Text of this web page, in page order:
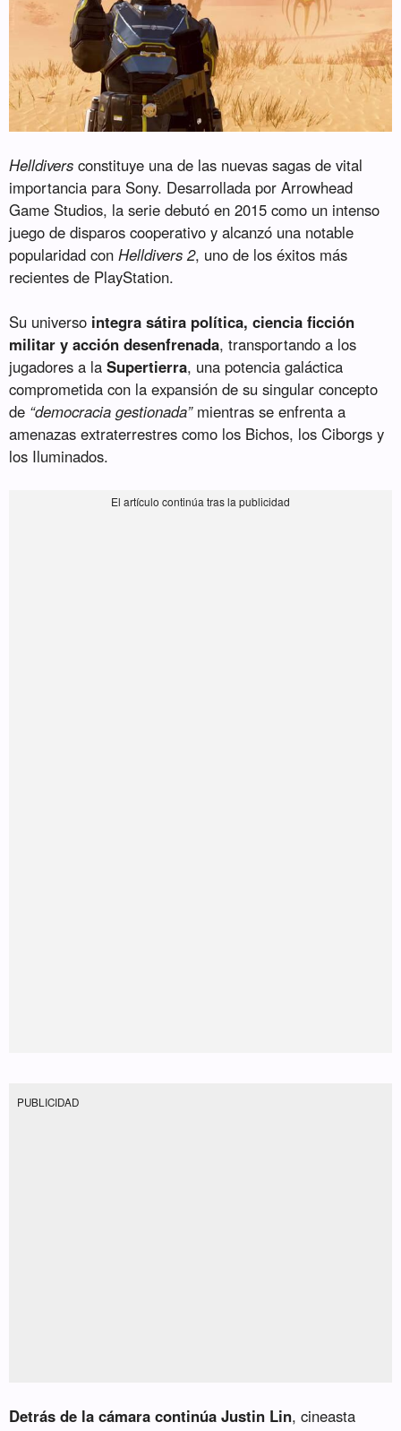
Helldivers constituye una de las nuevas sagas de vital
importancia para Sony. Desarrollada por Arrowhead
Game Studios, la serie debutó en 2015 como un intenso
juego de disparos cooperativo y alcanzó una notable
popularidad conHelldivers 2, uno de los éxitos más
recientes de PlayStation.
Su universo integra sátira política, ciencia ficción
militar y acción desenfrenada, transportando a los
jugadores a laSupertierra, una potencia galáctica
comprometida con la expansión de su singular concepto
de “democracia gestionada”mientras se enfrenta a
amenazas extraterrestres como los Bichos, los Ciborgs y
los Iluminados.
PUBLICIDAD
Detrás de la cámara continúa Justin Lin, cineasta